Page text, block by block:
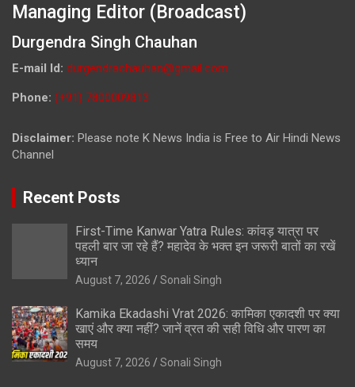
Managing Editor (Broadcast)
Durgendra Singh Chauhan
E-mail Id: durgendrachauhan@gmail.com
Phone: (+91) 7800009813
Disclaimer: Please note K News India is Free to Air Hindi News
Channel
Recent Posts
First-Time Kanwar Yatra Rules: कांवड़ यात्रा पर
पहली बार जा रहे हैं? महादेव के भक्त इन जरूरी बातों का रखें
ध्यान
August 7, 2026 Sonali Singh
Kamika Ekadashi Vrat 2026: कामिका एकादशी पर क्या
खाएं और क्या नहीं? जानें व्रत की सही विधि और पारण का
समय
August 7, 2026 Sonali Singh